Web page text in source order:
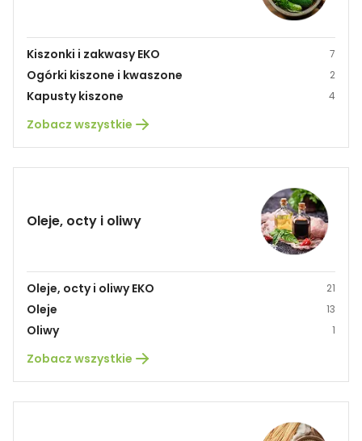
Kiszonki i zakwasy EKO 7
Ogórki kiszone i kwaszone 2
Kapusty kiszone 4
Zobacz wszystkie
Oleje, octy i oliwy
Oleje, octy i oliwy EKO 21
Oleje 13
Oliwy 1
Zobacz wszystkie